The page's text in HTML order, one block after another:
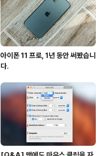
아이폰 11 프로, 1년 동안 써봤습니
다.